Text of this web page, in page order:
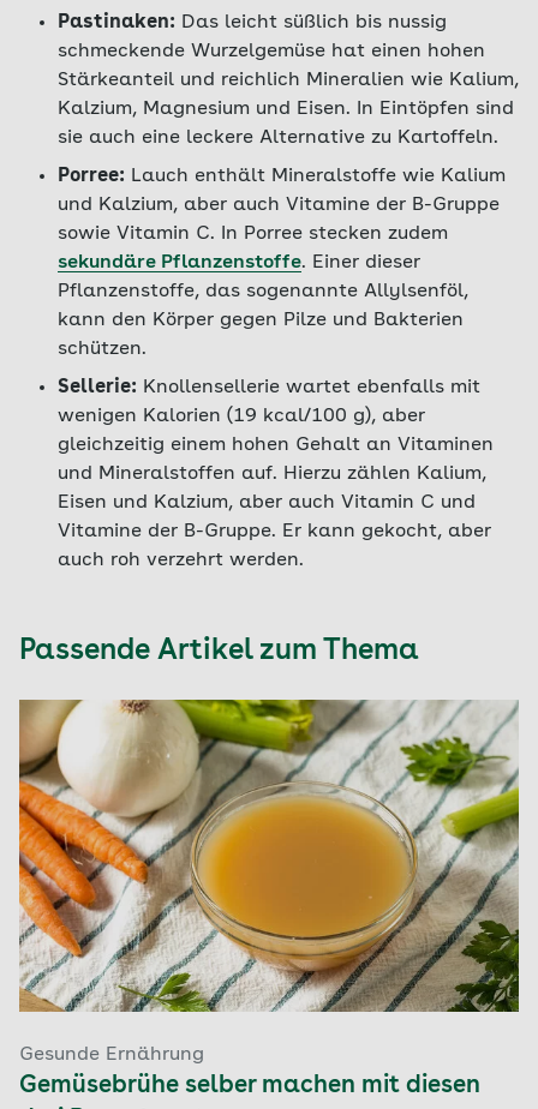
Pastinaken: Das leicht süßlich bis nussig
schmeckende Wurzelgemüse hat einen hohen
Stärkeanteil und reichlich Mineralien wie Kalium,
Kalzium, Magnesium und Eisen. In Eintöpfen sind
sie auch eine leckere Alternative zu Kartoffeln.
Porree: Lauch enthält Mineralstoffe wie Kalium
und Kalzium, aber auch Vitamine der B-Gruppe
sowie Vitamin C. In Porree stecken zudem
sekundäre Pflanzenstoffe. Einer dieser
Pflanzenstoffe, das sogenannte Allylsenföl,
kann den Körper gegen Pilze und Bakterien
schützen.
Sellerie: Knollensellerie wartet ebenfalls mit
wenigen Kalorien (19 kcal/100 g), aber
gleichzeitig einem hohen Gehalt an Vitaminen
und Mineralstoffen auf. Hierzu zählen Kalium,
Eisen und Kalzium, aber auch Vitamin C und
Vitamine der B-Gruppe. Er kann gekocht, aber
auch roh verzehrt werden.
Passende Artikel zum Thema
Gesunde Ernährung
Gemüsebrühe selber machen mit diesen